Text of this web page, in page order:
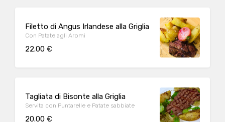
Filetto di Angus Irlandese alla Griglia
Con Patate agli Aromi
22.00 €
Tagliata di Bisonte alla Griglia
Servita con Puntarelle e Patate sabbiate
20.00 €